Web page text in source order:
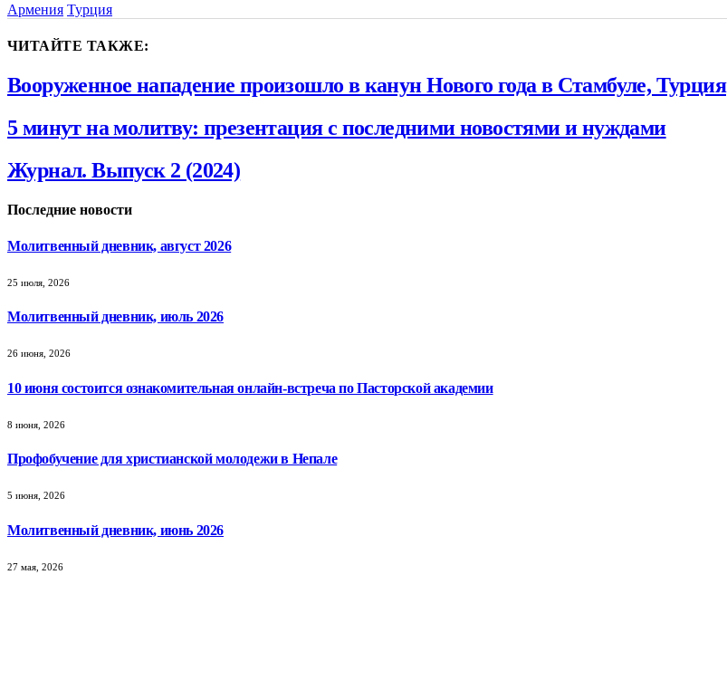
Армения Турция
ЧИТАЙТЕ ТАКЖЕ:
Вооруженное нападение произошло в канун Нового года в Стамбуле, Турция
5 минут на молитву: презентация с последними новостями и нуждами
Журнал. Выпуск 2 (2024)
Последние новости
Молитвенный дневник, август 2026
25 июля, 2026
Молитвенный дневник, июль 2026
26 июня, 2026
10 июня состоится ознакомительная онлайн-встреча по Пасторской академии
8 июня, 2026
Профобучение для христианской молодежи в Непале
5 июня, 2026
Молитвенный дневник, июнь 2026
27 мая, 2026